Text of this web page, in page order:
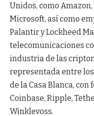
Unidos, como
Microsoft, así como
Palantir y Lockheed
telecomunicaciones
industria de las
representada entre
de la Casa Blanca,
Coinbase, Ripple,
Winklevoss.